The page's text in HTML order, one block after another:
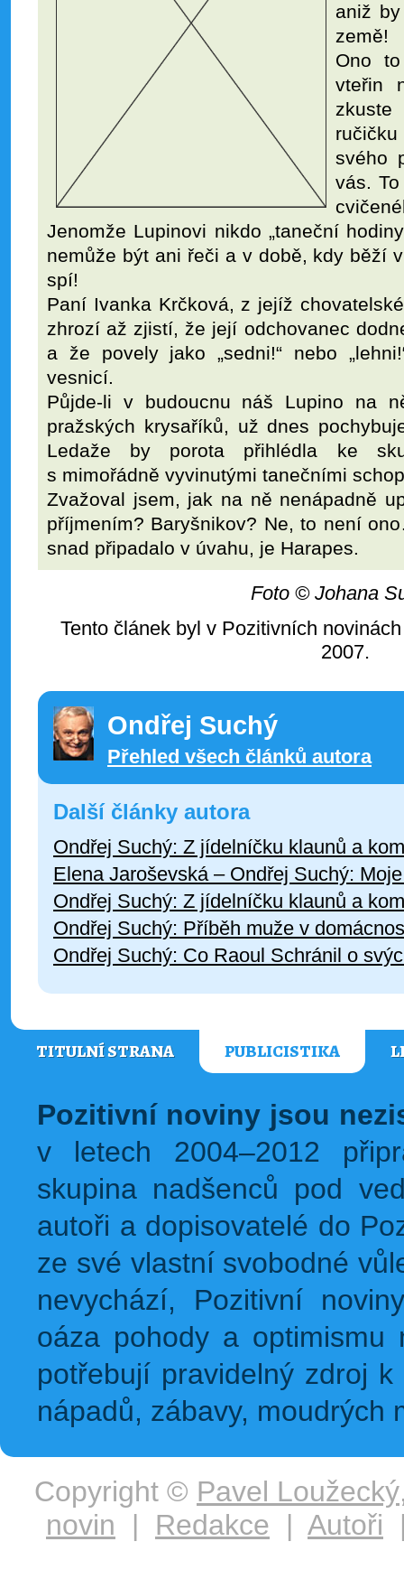
aniž
země!
Ono
vteřin
svého
vás.
Jenomže Lupinovi nikdo „taneční
nemůže být ani řeči a v době, kdy běží
spí!
Paní Ivanka Krčková, z jejíž
zhrozí až zjistí, že její odchovanec
a že povely jako „sedni!“ nebo
vesnicí.
Půjde-li v budoucnu náš Lupino na
pražských krysaříků, už dnes
Ledaže by porota přihlédla ke
s mimořádně vyvinutými tanečními
Zvažoval jsem, jak na ně nenápadně
příjmením? Baryšnikov? Ne, to není
snad připadalo v úvahu, je Harapes.
Foto © Johana
Tento článek byl v Pozitivních
2007.
Ondřej Suchý
Přehled všech článků autora
Další články autora
Ondřej Suchý: Z jídelníčku klaunů a
Elena Jaroševská – Ondřej Suchý:
Ondřej Suchý: Z jídelníčku klaunů a
Ondřej Suchý: Příběh muže v
Ondřej Suchý: Co Raoul Schránil o
TITULNÍ STRANA PUBLICISTIKA
Pozitivní noviny jsou
v letech 2004–2012
skupina nadšenců pod
autoři a dopisovatelé do
ze své vlastní svobodné
nevychází, Pozitivní
oáza pohody a
potřebují pravidelný zdroj
nápadů, zábavy, moudrých
Copyright © Pavel Loužecký
novin | Redakce | Autoři